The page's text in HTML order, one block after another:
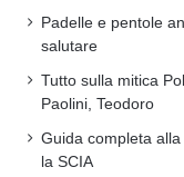
Padelle e pentole
salutare
Tutto sulla mitica
Paolini, Teodoro
Guida completa
la SCIA